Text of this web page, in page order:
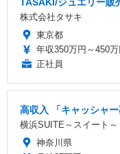
TASAKI/ジュエリー販
株式会社タサキ
東京都
年収350万円～450万
正社員
高収入 「キャッシャ
横浜SUITE～スイート～
神奈川県